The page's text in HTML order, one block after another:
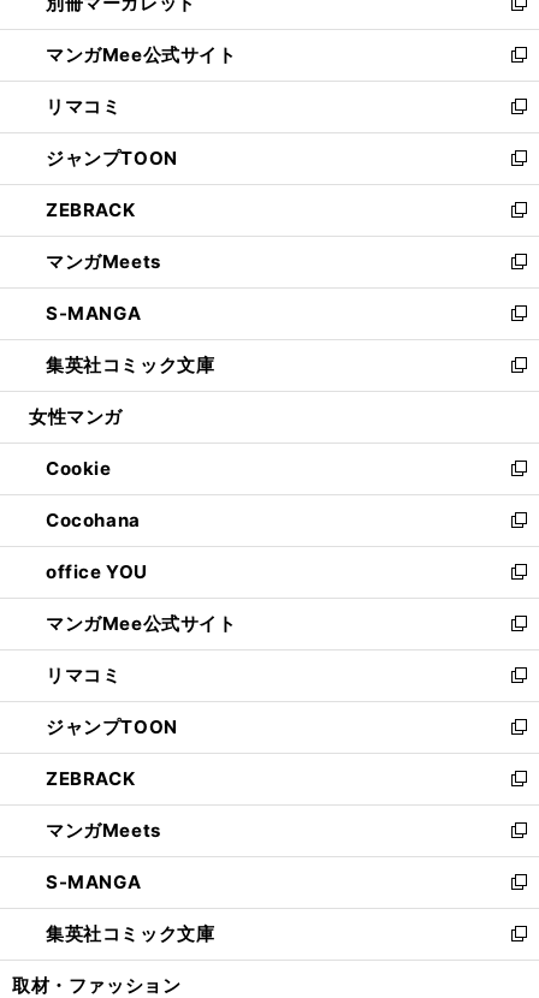
開
く
ィ
ン
ド
ウ
で
開
く
い
ウ
ィ
ン
ド
ウ
で
開
く
新
し
い
ウ
ィ
ン
ド
ウ
で
開
く
マンガMee公式サイト
新
し
い
ウ
ィ
ン
ド
ウ
で
開
く
リマコミ
新
し
い
ウ
ィ
ン
ド
ウ
で
開
く
ジャンプTOON
新
し
い
ウ
ィ
ン
ド
ウ
で
開
ZEBRACK
新
し
い
ウ
ィ
ン
ド
ウ
開
く
マンガMeets
新
し
い
ウ
ィ
ン
ウ
で
開
く
S-MANGA
新
し
い
ウ
ン
ド
ウ
で
開
く
集英社コミック文庫
新
し
ウ
ィ
ン
ド
ウ
で
開
く
女性マンガ
Cookie
新
し
い
ウ
ィ
ン
ド
ウ
で
開
く
Cocohana
新
し
い
ウ
ィ
ン
ド
ウ
で
開
く
office YOU
新
し
い
ウ
ィ
ン
ド
ウ
で
開
く
マンガMee公式サイト
新
し
い
ウ
ィ
ン
ド
ウ
で
開
く
リマコミ
新
し
い
ウ
ィ
ン
ド
ウ
で
開
く
ジャンプTOON
新
し
い
ウ
ィ
ン
ド
ウ
で
開
ZEBRACK
新
し
い
ウ
ィ
ン
ド
ウ
マンガMeets
新
し
い
ウ
ィ
ン
S-MANGA
新
し
い
ウ
集英社コミック文庫
新
し
取材・ファッション